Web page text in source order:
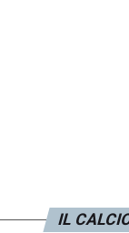
IL